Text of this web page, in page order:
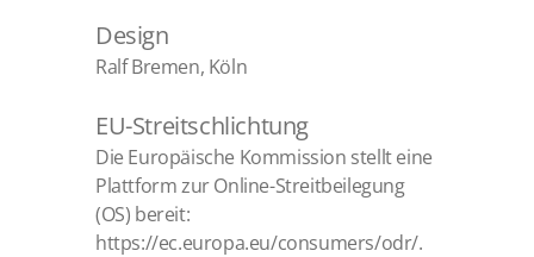
Design
Ralf Bremen, Köln
EU-Streitschlichtung
Die Europäische Kommission stellt eine
Plattform zur Online-Streitbeilegung
(OS) bereit:
https://ec.europa.eu/consumers/odr/.